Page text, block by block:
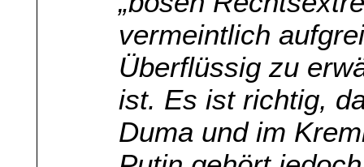
vermeintlich
Überflüssig zu
ist. Es ist richtig,
Duma und im